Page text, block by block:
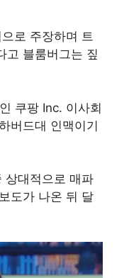
로 주장하며 트
고 블룸버그는 짚
쿠팡 Inc. 이사회
버드대 인맥이기
상대적으로 매파
도가 나온 뒤 달